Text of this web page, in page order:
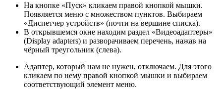
На кнопке «Пуск» кликаем правой кнопкой мышки.
Появляется меню с множеством пунктов. Выбираем
«Диспетчер устройств» (почти на вершине списка).
В открывшемся окне находим раздел «Видеоадаптеры»
(Display adapters) и разворачиваем перечень, нажав на
чёрный треугольник (слева).
Адаптер, который нам не нужен, отключаем. Для этого
кликаем по нему правой кнопкой мышки и выбираем
соответствующий элемент меню.